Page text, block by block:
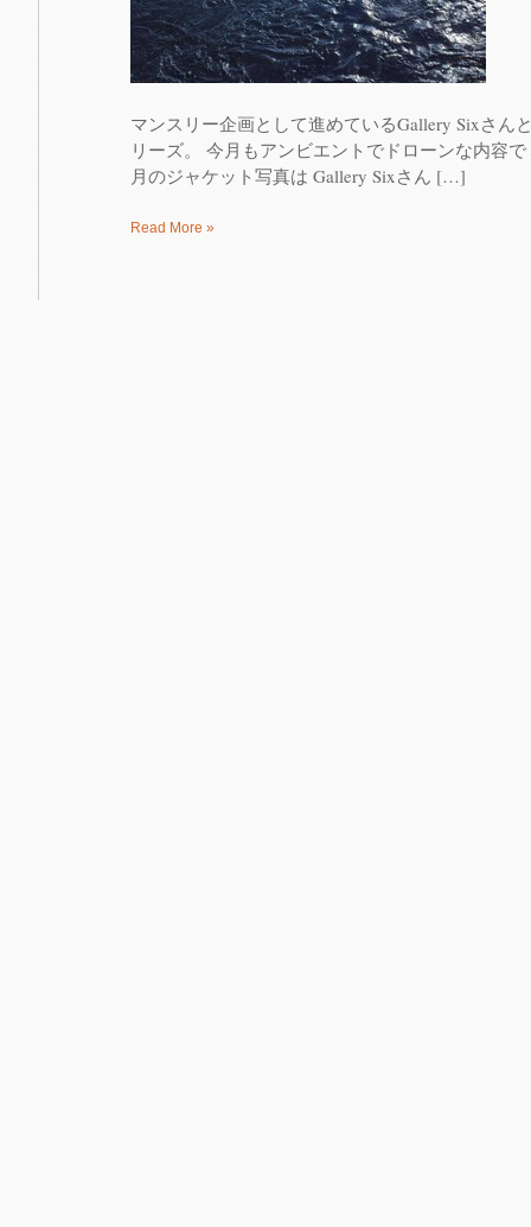
マンスリー企画として進めているGallery Sixさん
リーズ。 今月もアンビエントでドローンな内容
月のジャケット写真は Gallery Sixさん […]
Read More »